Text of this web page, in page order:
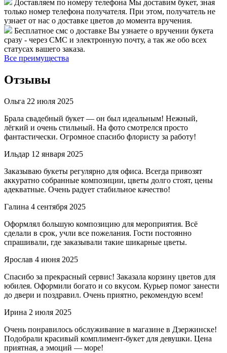
Доставляем по номеру телефона Мы доставим букет, зная
только номер телефона получателя. При этом, получатель не
узнает от нас о доставке цветов до момента вручения.
Бесплатное смс о доставке Вы узнаете о вручении букета
сразу - через СМС и электронную почту, а так же обо всех
статусах вашего заказа.
Все преимущества
Отзывы
Ольга 22 июля 2025
Брала свадебный букет — он был идеальным! Нежный,
лёгкий и очень стильный. На фото смотрелся просто
фантастически. Огромное спасибо флористу за работу!
Ильдар 12 января 2025
Заказываю букеты регулярно для офиса. Всегда привозят
аккуратно собранные композиции, цветы долго стоят, цены
адекватные. Очень радует стабильное качество!
Галина 4 сентября 2025
Оформлял большую композицию для мероприятия. Всё
сделали в срок, учли все пожелания. Гости постоянно
спрашивали, где заказывали такие шикарные цветы.
Ярослав 4 июня 2025
Спасибо за прекрасный сервис! Заказала корзину цветов для
юбилея. Оформили богато и со вкусом. Курьер помог занести
до двери и поздравил. Очень приятно, рекомендую всем!
Ирина 2 июля 2025
Очень понравилось обслуживание в магазине в Дзержинске!
Подобрали красивый комплимент-букет для девушки. Цена
приятная, а эмоций — море!